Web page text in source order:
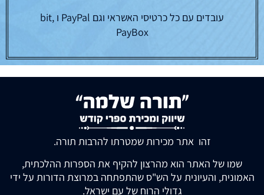
עובדים עם כל כרטיסי האשראי וגם PayPal ו bit,
PayBox
זהו אתר מכירות שמטרתו להרבות תורה.
שמו של האתר הוא מהרצון להקיף את הספרות ההלכתית,
האמונית, והעיונית על הש"ס שהתפתחה במרוצת הדורות על ידי
גדולי הרוח של עם ישראל.